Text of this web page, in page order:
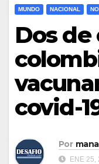
MUNDO NACIONAL
Dos de
covid-
Por
ENE 25,